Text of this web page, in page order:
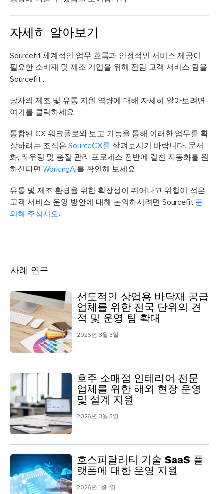
자세히 알아보기
Sourcefit 체계적인 업무 흐름과 안정적인 서비스 제공이
필요한 소비재 및 제조 기업을 위해 전담 고객 서비스 팀을
Sourcefit .
당사의 제조 및 유통 지원 역량에 대해 자세히 알아보려면
여기를 클릭하세요.
통합된 CX 워크플로와 보고 기능을 통해 이러한 업무를 확
장하려는 조직은 SourceCX를 살펴보시기 바랍니다. 문서
화, 라우팅 및 품질 관리 프로세스 전반에 걸친 자동화를 원
하신다면 WorkingAI 를 확인해 보세요.
유통 및 제조 환경을 위한 확장성이 뛰어나고 위험이 적은
고객 서비스 운영 방안에 대해 논의하시려면 Sourcefit 문
의해 주십시오.
사례 연구
선도적인 상업용 바닥재 공급
업체를 위한 전국 단위의 견
적 및 운영 팀 확대
2026년 3월 3일
호주 소매점 인테리어 전문
업체를 위한 해외 현장 운영
및 설계 지원
2026년 3월 3일
호스피탈리티 기술 SaaS 플
랫폼에 대한 운영 지원
2026년 1월 1일